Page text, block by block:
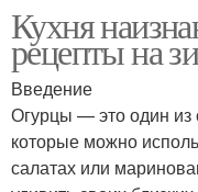
Кухня
рецепты на
Введение
Огурцы — это один
которые можно
салатах или